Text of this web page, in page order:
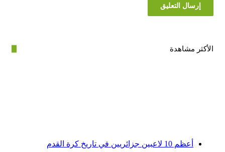
مشاهدة
أعظم 10 لاعبين جزائريين في تاريخ كرة القدم